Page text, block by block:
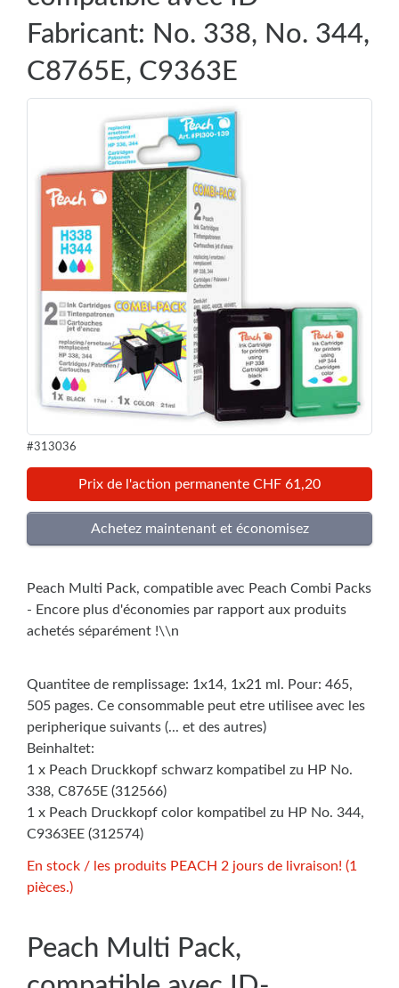
Fabricant: No. 338, No. 344,
C8765E, C9363E
#313036
Prix de l'action permanente CHF 61,20
Peach Multi Pack, compatible avec Peach Combi Packs
- Encore plus d'économies par rapport aux produits
achetés séparément !\\n
Quantitee de remplissage: 1x14, 1x21 ml. Pour: 465,
505 pages. Ce consommable peut etre utilisee avec les
peripherique suivants (... et des autres)
Beinhaltet:
1 x Peach Druckkopf schwarz kompatibel zu HP No.
338, C8765E (312566)
1 x Peach Druckkopf color kompatibel zu HP No. 344,
C9363EE (312574)
En stock / les produits PEACH 2 jours de livraison! (1
pièces.)
Peach Multi Pack,